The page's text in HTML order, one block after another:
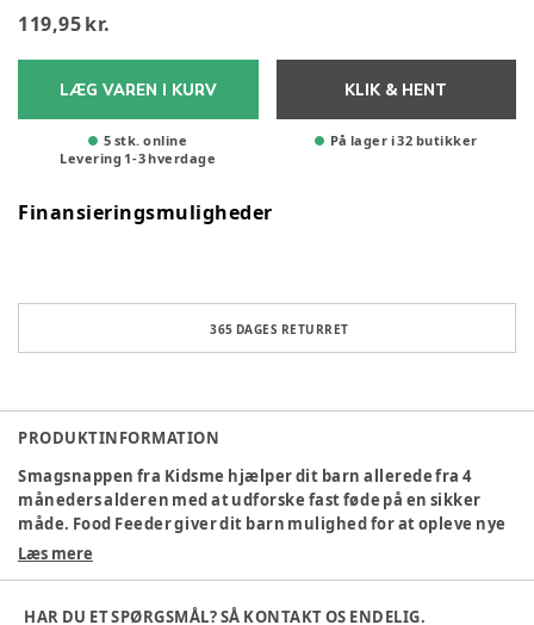
119,95 kr.
LÆG VAREN I KURV
5 stk. online
Levering 1-3hverdage
KLIK & HENT
På lager i 32 butikker
Finansieringsmuligheder
365 DAGES RETURRET
PRODUKTINFORMATION
Smagsnappen fra Kidsme hjælper dit barn allerede fra 4
måneders alderen med at udforske fast føde på en sikker
måde. Food Feeder giver dit barn mulighed for at opleve nye
smagsoplevelser og samtidig få vigtige mineraler og
er Small, Medium og Large, tilpasset barnets mundstørrelse
Læs mere
HAR DU ET SPØRGSMÅL? SÅ KONTAKT OS ENDELIG.